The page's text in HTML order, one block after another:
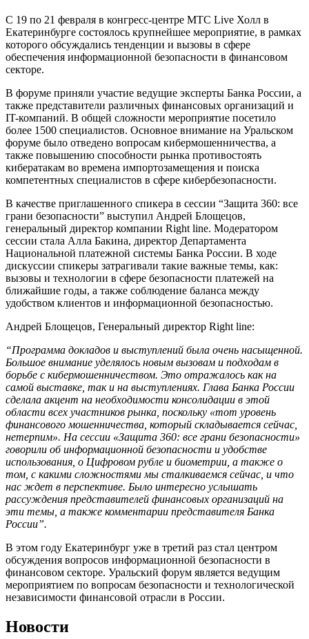
С 19 по 21 февраля в конгресс-центре МТС Live Холл в
Екатеринбурге состоялось крупнейшее мероприятие, в рамках
которого обсуждались тенденции и вызовы в сфере
обеспечения информационной безопасности в финансовом
секторе.
В форуме приняли участие ведущие эксперты Банка России, а
также представители различных финансовых организаций и
IT-компаний. В общей сложности мероприятие посетило
более 1500 специалистов. Основное внимание на Уральском
форуме было отведено вопросам кибермошенничества, а
также повышению способности рынка противостоять
кибератакам во времена импортозамещения и поиска
компетентных специалистов в сфере кибербезопасности.
В качестве приглашенного спикера в сессии “Защита 360: все
грани безопасности” выступил Андрей Блощецов,
генеральный директор компании Right line. Модератором
сессии стала Алла Бакина, директор Департамента
Национальной платежной системы Банка России. В ходе
дискуссии спикеры затрагивали такие важные темы, как:
вызовы и технологии в сфере безопасности платежей на
ближайшие годы, а также соблюдение баланса между
удобством клиентов и информационной безопасностью.
Андрей Блощецов, Генеральный директор Right line:
“Программа докладов и выступлений была очень насыщенной.
Большое внимание уделялось новым вызовам и подходам в
борьбе с кибермошенничеством. Это отражалось как на
самой выставке, так и на выступлениях. Глава Банка России
сделала акцент на необходимости консолидации в этой
области всех участников рынка, поскольку «тот уровень
финансового мошенничества, который складывается сейчас,
нетерпим». На сессии «Защита 360: все грани безопасности»
говорили об информационной безопасности и удобстве
использования, о Цифровом рубле и биометрии, а также о
том, с какими сложностями мы сталкиваемся сейчас, и что
нас ждет в перспективе. Было интересно услышать
рассуждения представителей финансовых организаций на
эти темы, а также комментарии представителя Банка
России”.
В этом году Екатеринбург уже в третий раз стал центром
обсуждения вопросов информационной безопасности в
финансовом секторе. Уральский форум является ведущим
мероприятием по вопросам безопасности и технологической
независимости финансовой отрасли в России.
Новости